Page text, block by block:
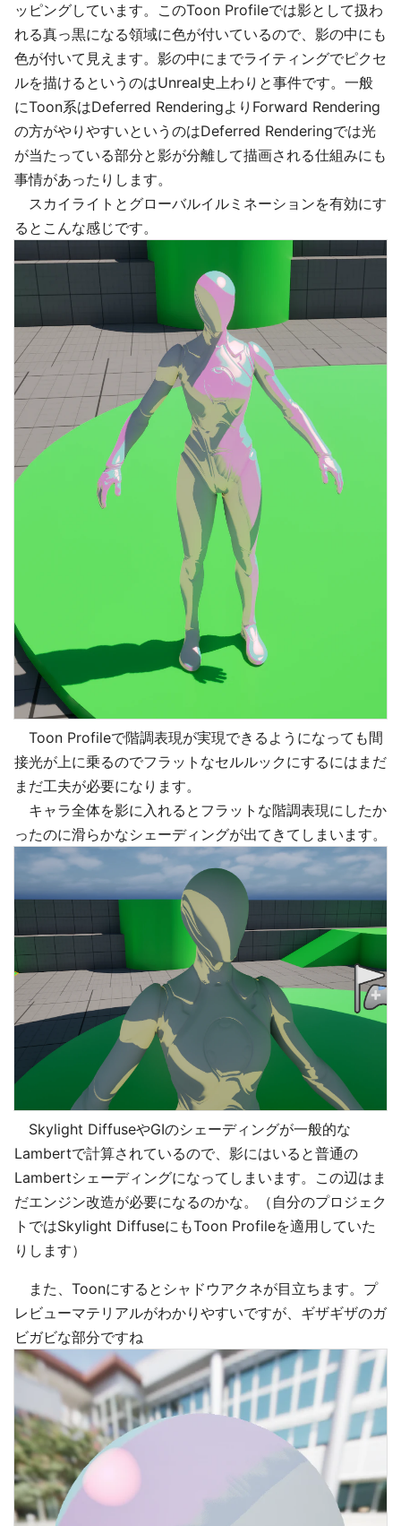
ッピングしています。このToon Profileでは影として扱わ
れる真っ黒になる領域に色が付いているので、影の中にも
色が付いて見えます。影の中にまでライティングでピクセ
ルを描けるというのはUnreal史上わりと事件です。一般
にToon系はDeferred RenderingよりForward Rendering
の方がやりやすいというのはDeferred Renderingでは光
が当たっている部分と影が分離して描画される仕組みにも
事情があったりします。
スカイライトとグローバルイルミネーションを有効にす
るとこんな感じです。
Toon Profileで階調表現が実現できるようになっても間
接光が上に乗るのでフラットなセルルックにするにはまだ
まだ工夫が必要になります。
キャラ全体を影に入れるとフラットな階調表現にしたか
ったのに滑らかなシェーディングが出てきてしまいます。
Skylight DiffuseやGIのシェーディングが一般的な
Lambertで計算されているので、影にはいると普通の
Lambertシェーディングになってしまいます。この辺はま
だエンジン改造が必要になるのかな。（自分のプロジェク
トではSkylight DiffuseにもToon Profileを適用していた
りします）
また、Toonにするとシャドウアクネが目立ちます。プ
レビューマテリアルがわかりやすいですが、ギザギザのガ
ビガビな部分ですね